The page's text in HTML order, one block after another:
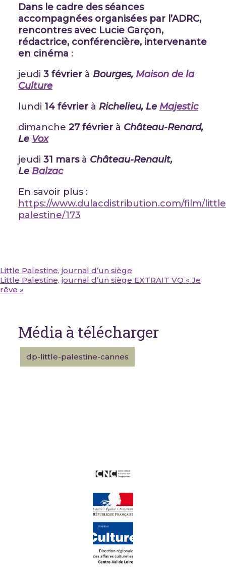
Dans le cadre des séances
accompagnées organisées par l’ADRC,
rencontres avec Lucie Garçon,
rédactrice, conférencière, intervenante
en cinéma :
jeudi 3 février à Bourges, Maison de la
Culture
lundi 14 février à Richelieu, Le Majestic
dimanche 27 février à Château-Renard,
Le Vox
jeudi 31 marsà Château-Renault,
Le Balzac
En savoir plus :
https://www.dulacdistribution.com/film/
palestine/173
Little Palestine, journal d’un siège
Little Palestine, journal d’un siège EXTRAIT VO « Je
rêve »
Média à télécharger
dp-little-palestine-cannes